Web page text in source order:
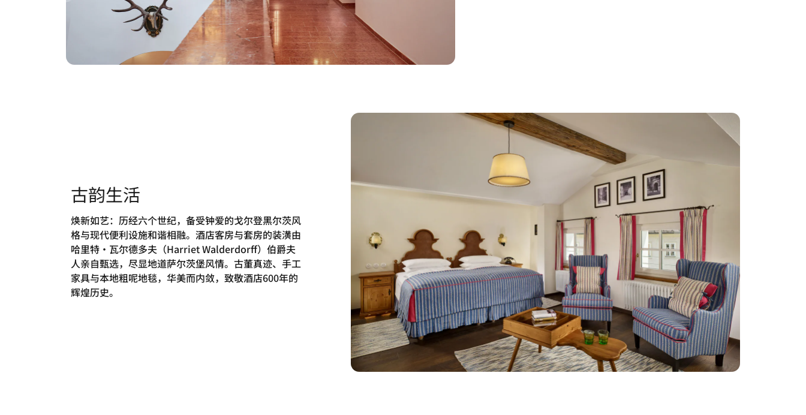
古韵生活
焕新如艺：历经六个世纪，备受钟爱的戈尔登黑尔茨风
格与现代便利设施和谐相融。酒店客房与套房的装潢由
哈里特·瓦尔德多夫（Harriet Walderdorff）伯爵夫
人亲自甄选，尽显地道萨尔茨堡风情。古董真迹、手工
家具与本地粗呢地毯，华美而内敛，致敬酒店600年的
辉煌历史。